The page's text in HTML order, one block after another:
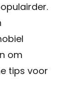
om
tips voor